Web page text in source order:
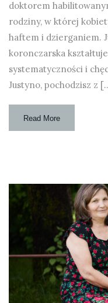
doktorem
rodziny, w której
haftem i dzierganiem.
koronczarska
systematyczności i
Justyno, pochodzisz z
Read More